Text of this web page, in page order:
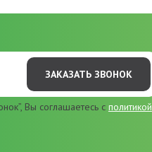
ЗАКАЗАТЬ ЗВОНОК
Вы соглашаетесь с политикой